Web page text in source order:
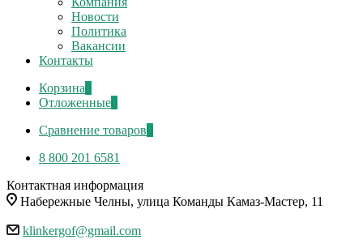
Новости
Политика
Вакансии
Контакты
Корзина
Отложенные
Сравнение товаров
8 800 201 6581
Контактная информация
Набережные Челны, улица Команды Камаз-Мастер, 11
klinkergof@gmail.com